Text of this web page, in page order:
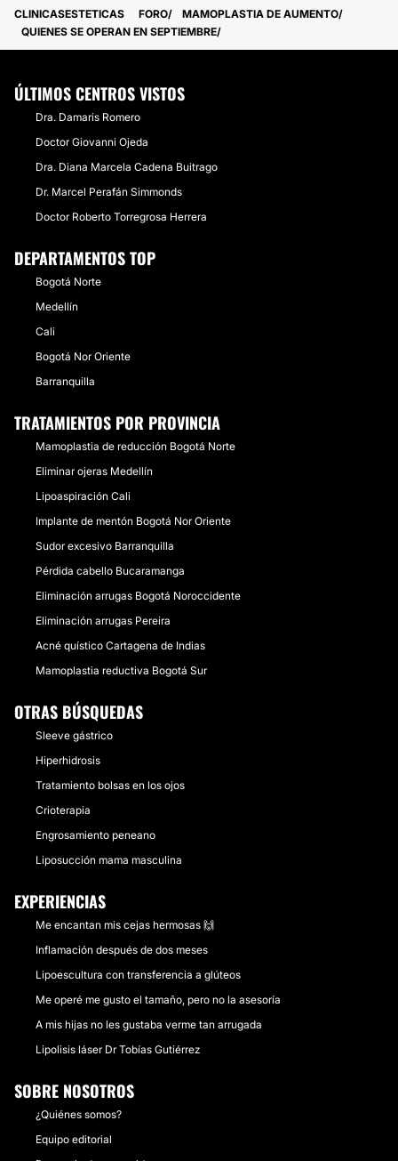
CLINICASESTETICAS FORO
MAMOPLASTIA DE AUMENTO
QUIENES SE OPERAN EN SEPTIEMBRE
ÚLTIMOS CENTROS VISTOS
Dra. Damaris Romero
Doctor Giovanni Ojeda
Dra. Diana Marcela Cadena Buitrago
Dr. Marcel Perafán Simmonds
Doctor Roberto Torregrosa Herrera
DEPARTAMENTOS TOP
Bogotá Norte
Medellín
Cali
Bogotá Nor Oriente
Barranquilla
TRATAMIENTOS POR PROVINCIA
Mamoplastia de reducción Bogotá Norte
Eliminar ojeras Medellín
Lipoaspiración Cali
Implante de mentón Bogotá Nor Oriente
Sudor excesivo Barranquilla
Pérdida cabello Bucaramanga
Eliminación arrugas Bogotá Noroccidente
Eliminación arrugas Pereira
Acné quístico Cartagena de Indias
Mamoplastia reductiva Bogotá Sur
OTRAS BÚSQUEDAS
Sleeve gástrico
Hiperhidrosis
Tratamiento bolsas en los ojos
Crioterapia
Engrosamiento peneano
Liposucción mama masculina
EXPERIENCIAS
Me encantan mis cejas hermosas 🙌
Inflamación después de dos meses
Lipoescultura con transferencia a glúteos
Me operé me gusto el tamaño, pero no la asesoría
A mis hijas no les gustaba verme tan arrugada
Lipolisis láser Dr Tobías Gutiérrez
SOBRE NOSOTROS
¿Quiénes somos?
Equipo editorial